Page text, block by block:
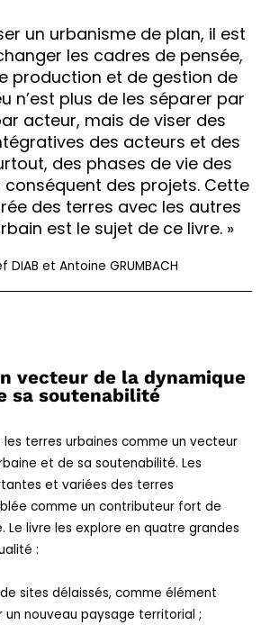
un urbanisme de plan, il est
les cadres de pensée,
production et de gestion de
n’est plus de les séparer par
acteur, mais de viser des
des acteurs et des
des phases de vie des
des projets. Cette
des terres avec les autres
est le sujet de ce livre. »
DIAB et Antoine GRUMBACH
vecteur de la dynamique
sa soutenabilité
terres urbaines comme un vecteur
et de sa soutenabilité. Les
et variées des terres
comme un contributeur fort de
livre les explore en quatre grandes
:
sites délaissés, comme élément
nouveau paysage territorial ;